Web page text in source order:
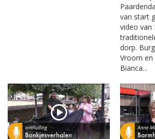
van start
video van
dorp.
Vroom
Bianca...